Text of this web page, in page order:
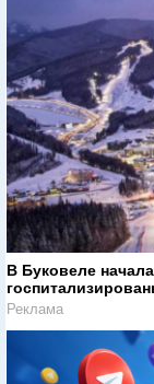
В Буковеле
Реклама